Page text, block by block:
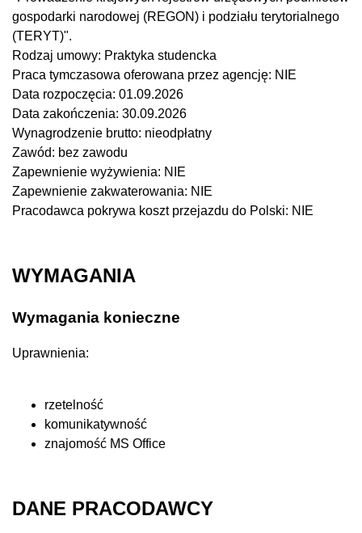
gospodarki narodowej (REGON) i podziału terytorialnego
(TERYT)".
Rodzaj umowy: Praktyka studencka
Praca tymczasowa oferowana przez agencję: NIE
Data rozpoczęcia: 01.09.2026
Data zakończenia: 30.09.2026
Wynagrodzenie brutto: nieodpłatny
Zawód: bez zawodu
Zapewnienie wyżywienia: NIE
Zapewnienie zakwaterowania: NIE
Pracodawca pokrywa koszt przejazdu do Polski: NIE
WYMAGANIA
Wymagania konieczne
Uprawnienia:
rzetelność
komunikatywność
znajomość MS Office
DANE PRACODAWCY